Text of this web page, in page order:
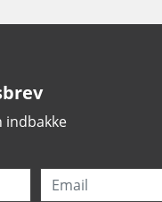
indbakke
Email